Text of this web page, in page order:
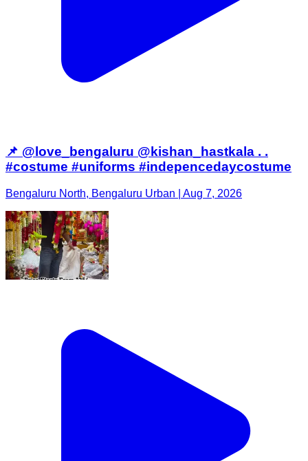
📌 @love_bengaluru @kishan_hastkala . .
#costume #uniforms #indepencedaycostume
Bengaluru North, Bengaluru Urban | Aug 7, 2026